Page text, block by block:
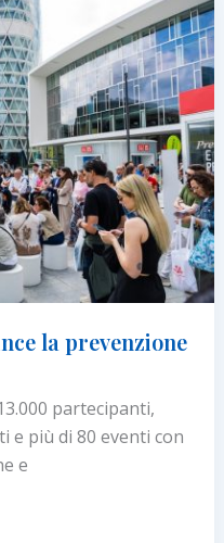
la prevenzione
partecipanti,
e più di 80 eventi con
e